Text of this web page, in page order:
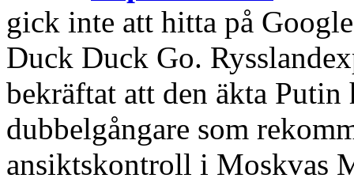
gick inte att hitta på
Duck Duck Go.
bekräftat att den äkta
dubbelgångare som
ansiktskontroll i Moskvas